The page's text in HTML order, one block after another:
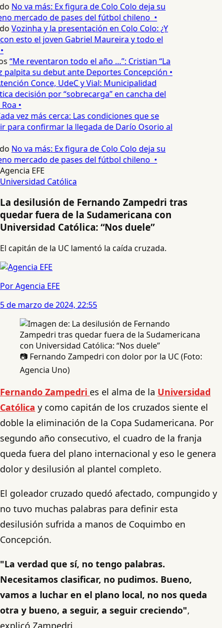
No va más: Ex figura de Colo Colo deja su
mercado de pases del fútbol chileno •
Vozinha y la presentación en Colo Colo: ¿Y
esto el joven Gabriel Maureira y todo el
“Me reventaron todo el año …”: Cristian “La
palpita su debut ante Deportes Concepción •
Conce, UdeC y Vial: Municipalidad
decisión por “sobrecarga” en cancha del
•
vez más cerca: Las condiciones que se
para confirmar la llegada de Darío Osorio al
No va más: Ex figura de Colo Colo deja su
mercado de pases del fútbol chileno •
Agencia EFE
Universidad Católica
La desilusión de Fernando Zampedri tras
quedar fuera de la Sudamericana con
Universidad Católica: “Nos duele”
El capitán de la UC lamentó la caída cruzada.
Por Agencia EFE
5 de marzo de 2024, 22:55
📷 Fernando Zampedri con dolor por la UC (Foto:
Agencia Uno)
Fernando Zampedri es el alma de la Universidad
Católica y como capitán de los cruzados siente el
doble la eliminación de la Copa Sudamericana. Por
segundo año consecutivo, el cuadro de la franja
queda fuera del plano internacional y eso le genera
dolor y desilusión al plantel completo.
El goleador cruzado quedó afectado, compungido y
no tuvo muchas palabras para definir esta
desilusión sufrida a manos de Coquimbo en
Concepción.
"La verdad que sí, no tengo palabras.
Necesitamos clasificar, no pudimos. Bueno,
vamos a luchar en el plano local, no nos queda
otra y bueno, a seguir, a seguir creciendo",
explicó Zampedri.